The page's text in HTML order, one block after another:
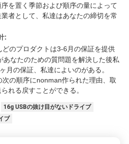
を置く季節および順序の量によって
者として、私達はあなたの締切を常
:
のプロダクトは3-6月の保証を提供
あなたのための質問題を解決した後私
月の保証、私達によいのがある。
の順序にnonman作られた理由、取
れる戻すことができる。
16g USBの抜け目がないドライブ
ブ